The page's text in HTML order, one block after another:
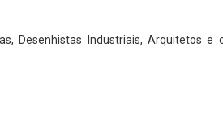
Desenhistas Industriais, Arquitetos